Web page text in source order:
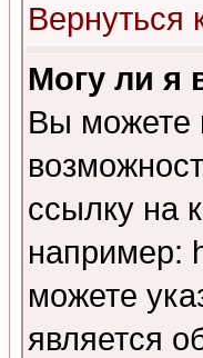
Вернуться
Могу ли я
Вы можете
ссылку на
например:
можете
является